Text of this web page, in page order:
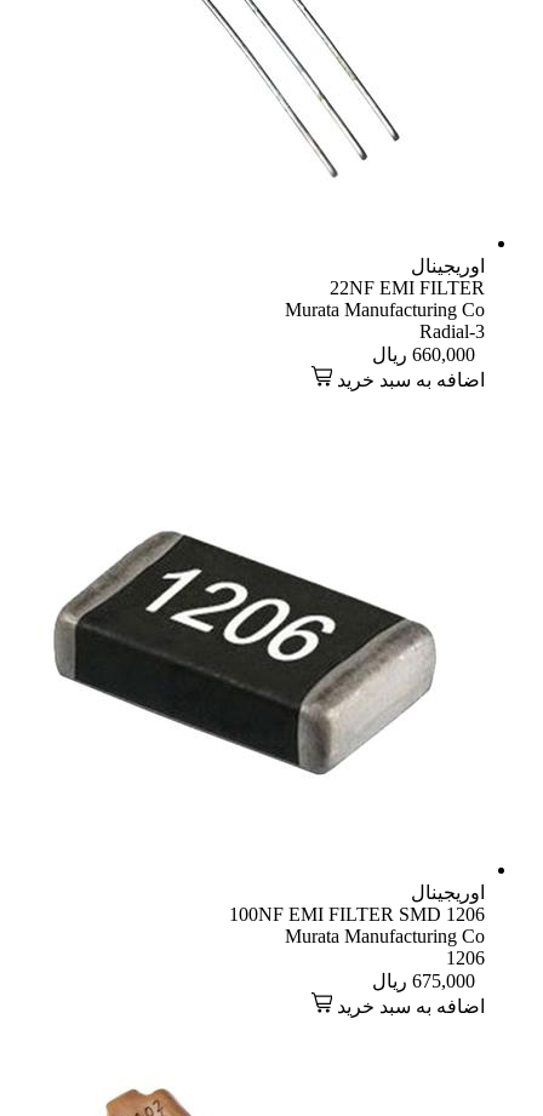
اوریجینال
22NF EMI FILTER
Murata Manufacturing Co
Radial-3
660,000 ریال
اضافه به سبد خرید
اوریجینال
100NF EMI FILTER SMD 1206
Murata Manufacturing Co
1206
675,000 ریال
اضافه به سبد خرید